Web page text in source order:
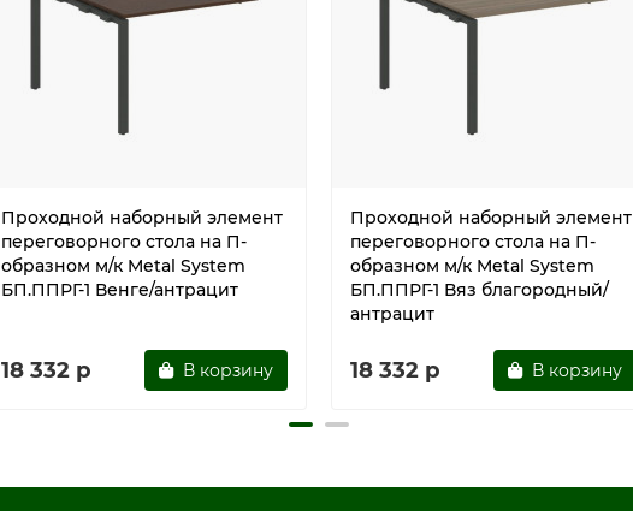
Проходной наборный элемент
переговорного стола на П-
образном м/к Metal System
БП.ППРГ-1 Венге/антрацит
18 332 р В корзину
Проходной наборный элемент
переговорного стола на П-
образном м/к Metal System
БП.ППРГ-1 Вяз благородный/
антрацит
18 332 р В корзину